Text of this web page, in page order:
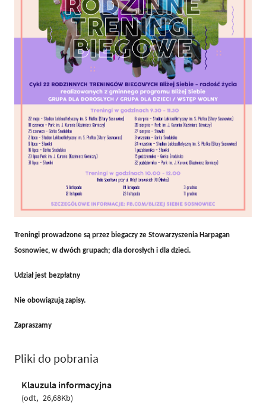
Treningi prowadzone są przez biegaczy ze Stowarzyszenia Harpagan
Sosnowiec, w dwóch grupach; dla dorosłych i dla dzieci.
Udział jest bezpłatny
Nie obowiązują zapisy.
Zapraszamy
Pliki do pobrania
Klauzula informacyjna
odt 26,68Kb